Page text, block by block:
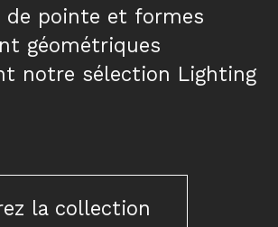
de pointe et formes
géométriques
notre sélection Lighting
la collection